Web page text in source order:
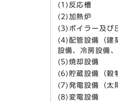
(1)反応槽
(2)加熱炉
(3)ボイラー及び
(4)配管設備（建
設備、冷房設備
(5)焼却設備
(6)貯蔵設備（穀
(7)発電設備（太
(8)変電設備